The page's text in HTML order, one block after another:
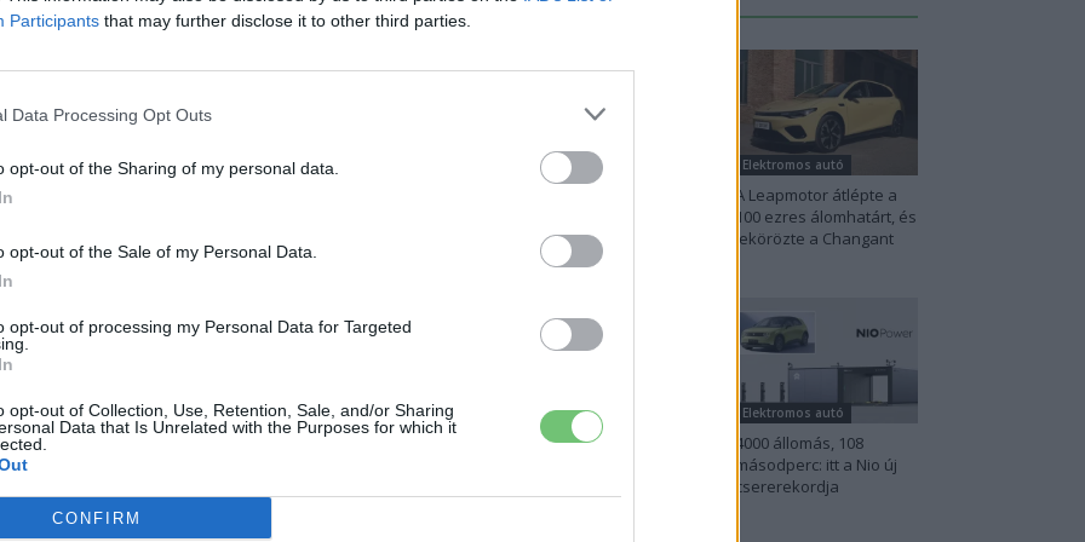
Participants that may further disclose it to other third parties.
Data Processing Opt Outs
opt-out of the Sharing of my personal data.
opt-out of the Sale of my Personal Data.
opt-out of processing my Personal Data for Targeted
opt-out of Collection, Use, Retention, Sale, and/or Sharing
Data that Is Unrelated with the Purposes for which it
CONFIRM
0
Elektromos autó
lapot Kínában, amivel a helyi EV-
Elektromos autó
lehet a hiba az
elektromos...
Elektromos autó
A Leapmotor átlépte a
100 ezres álomhatárt, és
lekörözte a Changant
Elektromos autó
9 perc töltés, 450
Elektromos autó
4000 állomás, 108
másodperc: itt a Nio új
csererekordja